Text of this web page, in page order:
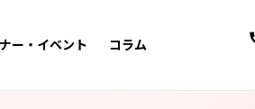
ー・イベント コラム